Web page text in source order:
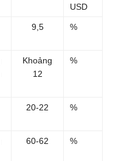
USD
9,5 %
Khoảng
12
%
20-22 %
60-62 %